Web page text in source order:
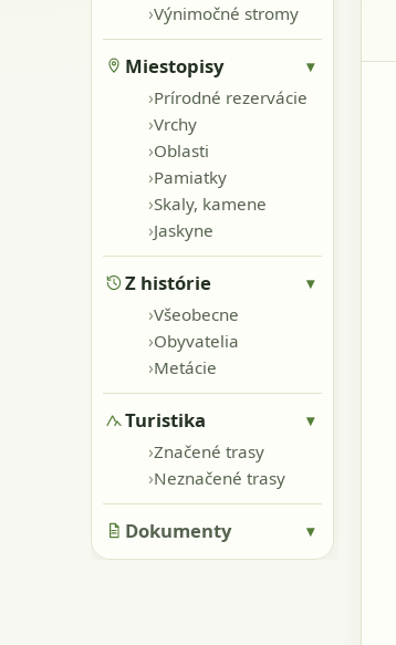
›Výnimočné stromy
Miestopisy ▾
›Prírodné rezervácie
›Vrchy
›Oblasti
›Pamiatky
›Skaly, kamene
›Jaskyne
Z histórie ▾
›Všeobecne
›Obyvatelia
›Metácie
Turistika ▾
›Značené trasy
›Neznačené trasy
Dokumenty ▾